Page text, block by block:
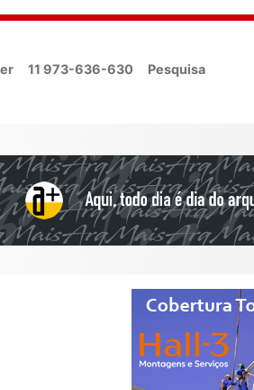
11 973-636-630 Pesquisa